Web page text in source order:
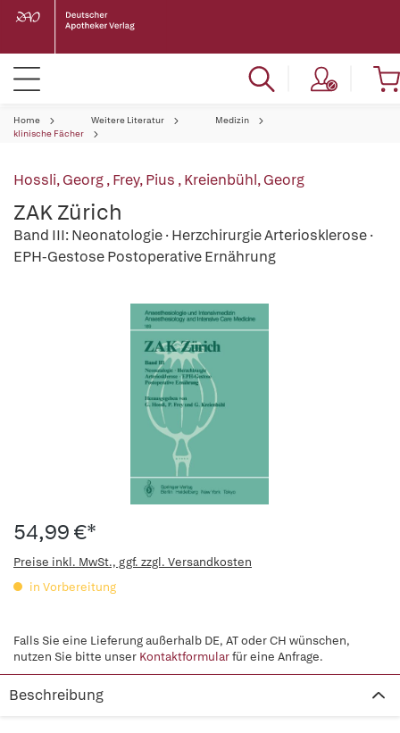
Home Weitere Literatur
Medizin
klinische Fächer
Hossli, Georg,Frey, Pius ,Kreienbühl, Georg
ZAK Zürich
Band III: Neonatologie · Herzchirurgie Arteriosklerose ·
EPH-Gestose Postoperative Ernährung
54,99 €*
Preise inkl. MwSt., ggf. zzgl. Versandkosten
in Vorbereitung
Falls Sie eine Lieferung außerhalb DE, AT oder CH wünschen,
nutzen Sie bitte unser Kontaktformularfür eine Anfrage.
Beschreibung